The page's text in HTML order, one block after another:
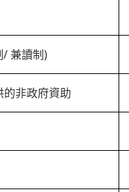
/ 兼讀制)
非政府資助